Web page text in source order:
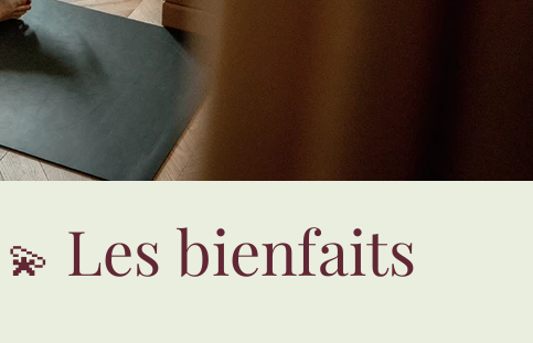
💫 Les bienfaits